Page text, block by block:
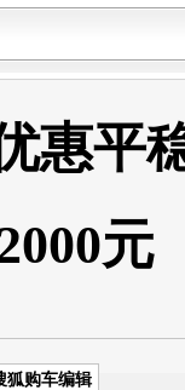
惠平
元
狐购车编辑